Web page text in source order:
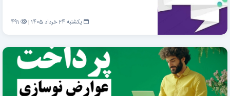
یکشنبه 24 خرداد 1405